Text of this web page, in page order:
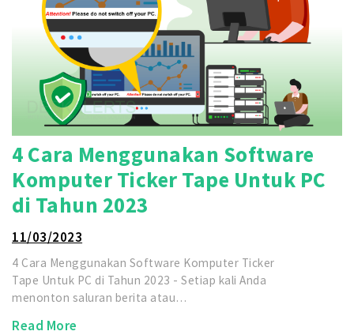
4 Cara Menggunakan Software
Komputer Ticker Tape Untuk PC
di Tahun 2023
11/03/2023
4 Cara Menggunakan Software Komputer Ticker
Tape Untuk PC di Tahun 2023 - Setiap kali Anda
menonton saluran berita atau…
Read More